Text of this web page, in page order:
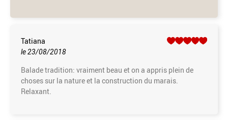
Tatiana
le 23/08/2018
Balade tradition: vraiment beau et on a appris plein de
choses sur la nature et la construction du marais.
Relaxant.